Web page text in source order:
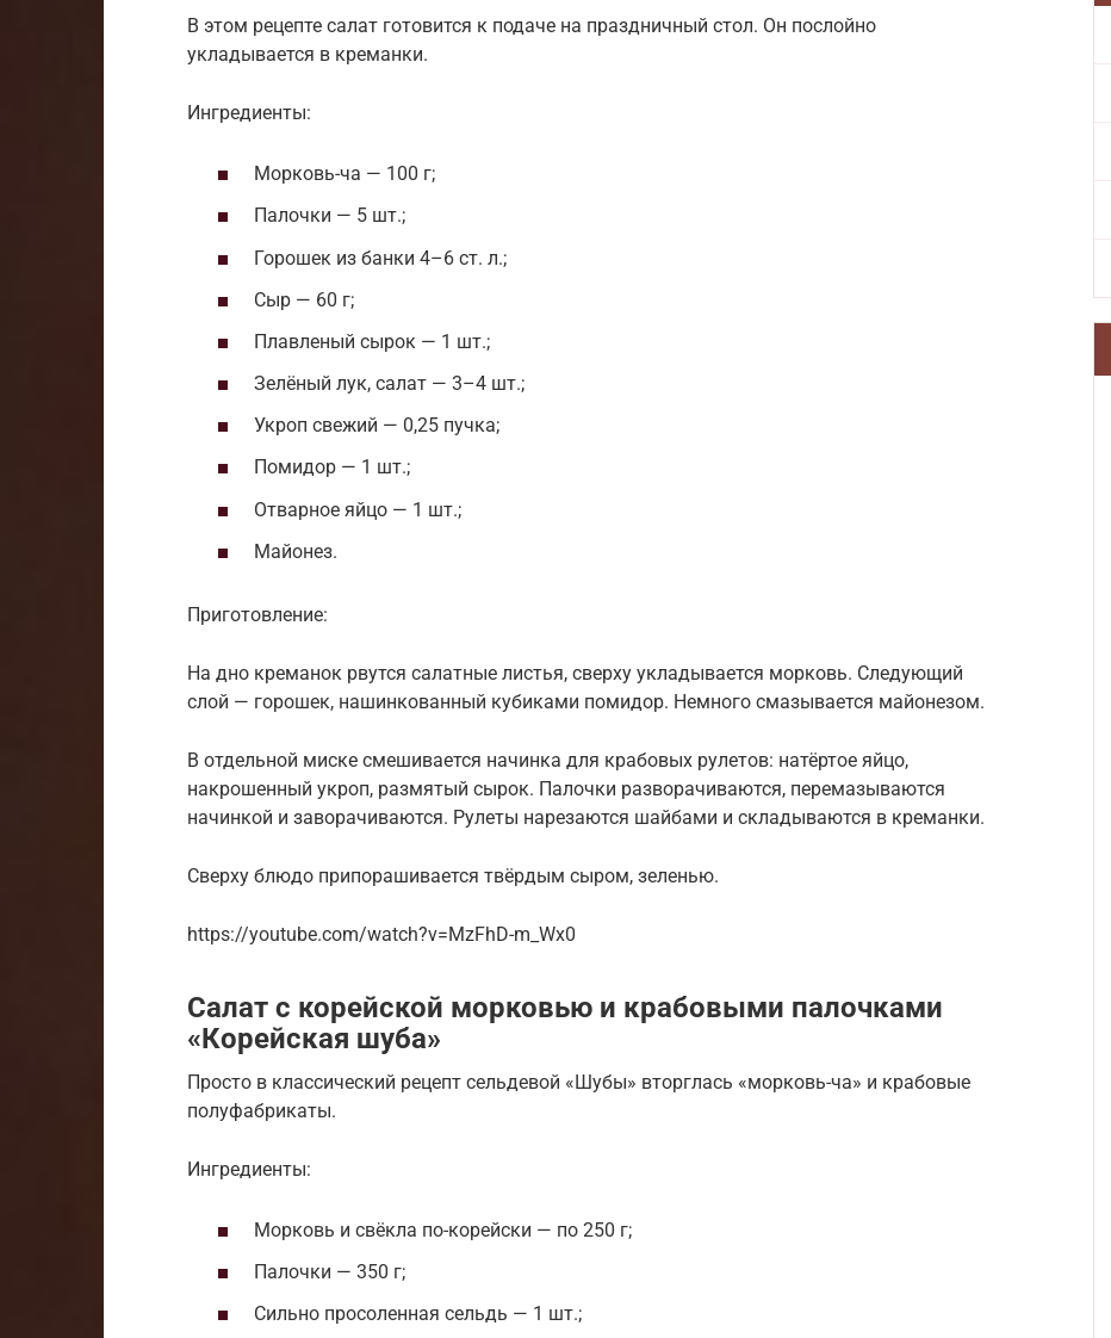
В этом рецепте салат готовится к подаче на праздничный стол. Он послойно
укладывается в креманки.
Ингредиенты:
Морковь-ча — 100 г;
Палочки — 5 шт.;
Горошек из банки 4–6 ст. л.;
Сыр — 60 г;
Плавленый сырок — 1 шт.;
Зелёный лук, салат — 3–4 шт.;
Укроп свежий — 0,25 пучка;
Помидор — 1 шт.;
Отварное яйцо — 1 шт.;
Майонез.
Приготовление:
На дно креманок рвутся салатные листья, сверху укладывается морковь. Следующий
слой — горошек, нашинкованный кубиками помидор. Немного смазывается майонезом.
В отдельной миске смешивается начинка для крабовых рулетов: натёртое яйцо,
накрошенный укроп, размятый сырок. Палочки разворачиваются, перемазываются
начинкой и заворачиваются. Рулеты нарезаются шайбами и складываются в креманки.
Сверху блюдо припорашивается твёрдым сыром, зеленью.
https://youtube.com/watch?v=MzFhD-m_Wx0
Салат с корейской морковью и крабовыми палочками
«Корейская шуба»
Просто в классический рецепт сельдевой «Шубы» вторглась «морковь-ча» и крабовые
полуфабрикаты.
Ингредиенты:
Морковь и свёкла по-корейски — по 250 г;
Палочки — 350 г;
Сильно просоленная сельдь — 1 шт.;